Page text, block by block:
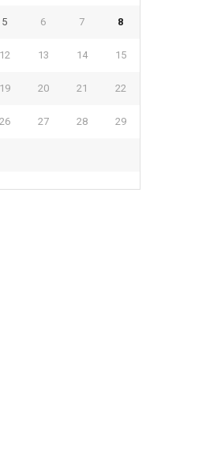
5 6 7 8
12 13 14 15
19 20 21 22
26 27 28 29